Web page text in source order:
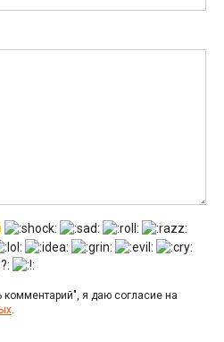
комментарий", я даю согласие на
.